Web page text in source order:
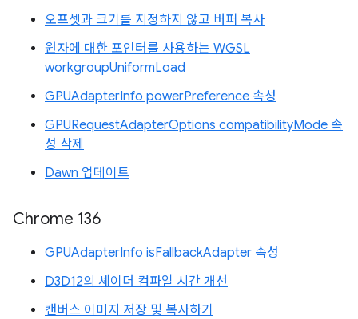
오프셋과 크기를 지정하지 않고 버퍼 복사
원자에 대한 포인터를 사용하는 WGSL
workgroupUniformLoad
GPUAdapterInfo powerPreference 속성
GPURequestAdapterOptions compatibilityMode 속
성 삭제
Dawn 업데이트
Chrome 136
GPUAdapterInfo isFallbackAdapter 속성
D3D12의 셰이더 컴파일 시간 개선
캔버스 이미지 저장 및 복사하기